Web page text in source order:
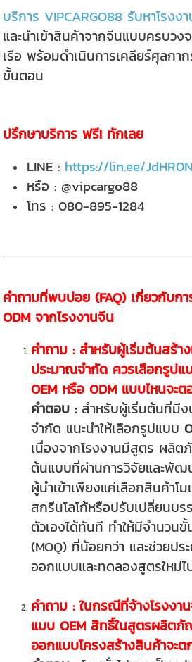
บริการ VIPCARGO88 รับหาโรง
และนำเข้าสินค้าจากจีนแบบครบวง
เรือ พร้อมดำเนินการเคลียร์ศุลกา
ขั้นตอน
ปรึกษาบริการ ฟรี! ทักเลย
LINE : https://lin.ee/
หรือ : @vipcargo88
โทร : 080-895-1284
คำถามที่พบบ่อย (FAQ) เกี่ยวกับก
ODM จากโรงงานจีน
คำถาม : สำหรับผู้เริ่มต้นสร้
ประมาณจำกัด ควรเลือกรูปแ
OEM หรือ ODM แบบไหนจะ
คำตอบ :สำหรับผู้เริ่มต้นที่มีง
จำกัด แนะนำให้เลือกรูปแบบ
เนื่องจากโรงงานมีสูตร ผลิ
ต้นแบบที่ผ่านการวิจัยและพัฒ
ผู้นำเข้าเพียงแค่เลือกสินค้าโ
สกรีนโลโก้หรือปรับเปลี่ยนบ
ตัวเองได้ทันที ทำให้มีจำนวน
(MOQ) ที่น้อยกว่า และช่วยปร
ออกแบบและทดลองสูตรใหม่ไ
คำถาม : ในกรณีที่จ้างโรงงา
แบบ OEM สิทธิ์ในสูตรผลิต
ออกแบบโครงสร้างสินค้าจะต